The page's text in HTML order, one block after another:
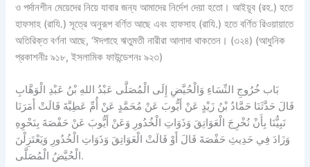
ও পর্দানশীন মেয়েদের নিয়ে যাবার জন্য আমাদের নির্দেশ দেয়া হতো। আইয়ূব (রহ.) হতে
হাফসাহ (রাযি.) সূত্রে অনুরূপ বর্ণিত আছে এবং হাফসাহ (রাযি.) হতে বর্ণিত রিওয়ায়াতে
অতিরিক্ত বর্ণনা আছে, ‘ঈদগাহে ঋতুমতী নারীরা আলাদা থাকতেন। (৩২৪) (আধুনিক
প্রকাশনীঃ ৯১৮, ইসলামিক ফাউন্ডেশনঃ ৯২৩)
بَاب خُرُوجِ النِّسَاءِ وَالْحُيَّضِ إِلَى الْمُصَلَّى عَبْدُ اللهِ بْنُ عَبْدِ الْوَهَّابِ
قَالَ حَدَّثَنَا حَمَّادُ بْنُ زَيْدٍ عَنْ أَيُّوبَ عَنْ مُحَمَّدٍ عَنْ أُمِّ عَطِيَّةَ قَالَتْ أَمَرَنَا
نَبِيُّنَا بِأَنْ نُخْرِجَ الْعَوَاتِقَ وَذَوَاتِ الْخُدُورِ وَعَنْ أَيُّوبَ عَنْ حَفْصَةَ بِنَحْوِهِ
وَزَادَ فِي حَدِيثِ حَفْصَةَ قَالَ أَوْ قَالَتْ الْعَوَاتِقَ وَذَوَاتِ الْخُدُورِ وَيَعْتَزِلْنَ
الْحُيَّضُ الْمُصَلَّى.